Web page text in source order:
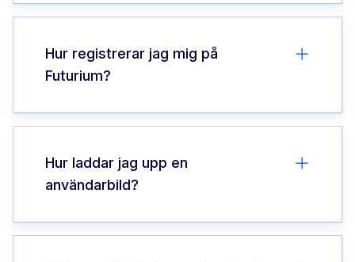
Hur registrerar jag mig på
Futurium?
Hur laddar jag upp en
användarbild?